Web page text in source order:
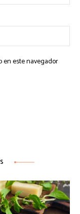
en este navegador